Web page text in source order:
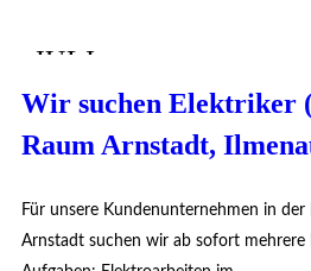
JULI
24
Wir suchen Elektriker
Raum Arnstadt,
Für unsere Kundenunternehmen in der
Arnstadt suchen wir ab sofort mehrere